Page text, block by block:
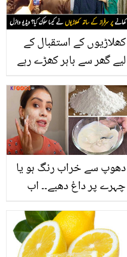
کھلاڑیوں کے استقبال کے
لیے گھر سے باہر کھڑے رہے
کھانوں سے قومی ٹیم کی
خاطر تواضع کی؟ دیکھیں
دھوپ سے خراب رنگ ہو یا
چہرے پر داغ دھبے۔۔ اب
گورا، وہ بھی آسان طریقے
سے